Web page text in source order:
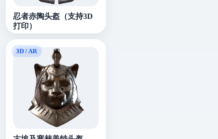
忍者赤陶头盔（支持3D
打印）